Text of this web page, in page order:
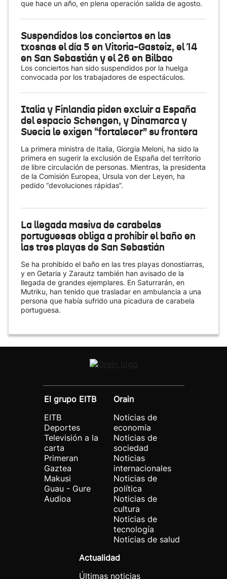
que hace un año, en plena operación salida de agosto.
Suspendidos los conciertos en las
txosnas el día 5 en Vitoria-Gasteiz, el 14
en San Sebastián y el 26 en Bilbao
Los conciertos han sido suspendidos por la huelga
convocada por los trabajadores de espectáculos.
Italia y Finlandia piden excluir a España
del espacio Schengen, y Dinamarca y
Suecia le exigen “fortalecer” su frontera
La primera ministra de Italia, Giorgia Meloni, ha sido la
primera en sugerir la exclusión de España del territorio
de libre circulación de personas. Mientras, la presidenta
de la Comisión Europea, Ursula von der Leyen, ha
pedido “devoluciones rápidas”.
La llegada masiva de carabelas
portuguesas obliga a prohibir el baño en
las tres playas de San Sebastián
Se ha prohibido el baño en las tres playas donostiarras,
y en Getaria y Zarautz también han avisado de la
llegada de grandes ejemplares. En Saturrarán, en
Mutriku, han tenido que trasladar en ambulancia a una
persona que había sufrido una picadura de carabela
portuguesa.
El grupo EITB
EITB
Deportes
Televisión a la
carta
Primeran
Gaztea
Makusi
Guau - Gure
Audioa
Orain
Noticias de
economía
Noticias de
sociedad
Noticias
internacionales
Noticias de
política
Noticias de
cultura
Noticias de
tecnología
Noticias de salud
Actualidad
Últimas noticias